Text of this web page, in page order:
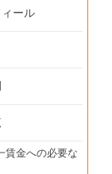
ール
賃金への必要な